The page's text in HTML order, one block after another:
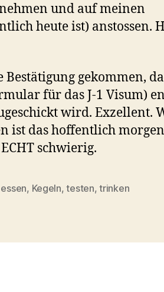
und auf meinen
heute ist) anstossen.
Bestätigung gekommen,
für das J-1 Visum)
wird. Exzellent.
ist das hoffentlich morgen
schwierig.
essen, Kegeln,testen,trinken